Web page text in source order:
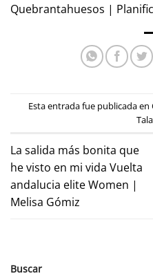
Quebrantahuesos |
Esta entrada fue publicada en
La salida más bonita que
he visto en mi vida Vuelta
andalucia elite Women |
Melisa Gómiz
Buscar